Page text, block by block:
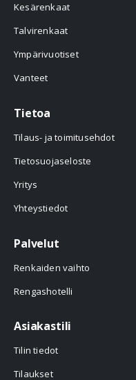
Kesärenkaat
Talvirenkaat
Ympärivuotiset
Vanteet
Tietoa
Tilaus- ja toimitusehdot
Tietosuojaseloste
Yritys
Yhteystiedot
Palvelut
Renkaiden vaihto
Rengashotelli
Asiakastili
Tilin tiedot
Tilaukset